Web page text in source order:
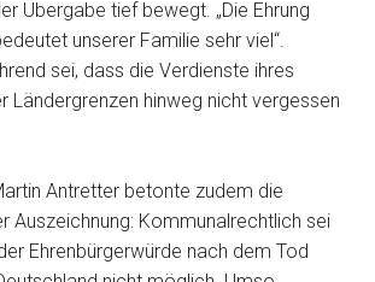
Übergabe tief bewegt. „Die Ehrung
unserer Familie sehr viel“.
sei, dass die Verdienste ihres
Ländergrenzen hinweg nicht vergessen
Antretter betonte zudem die
Auszeichnung: Kommunalrechtlich sei
Ehrenbürgerwürde nach dem Tod